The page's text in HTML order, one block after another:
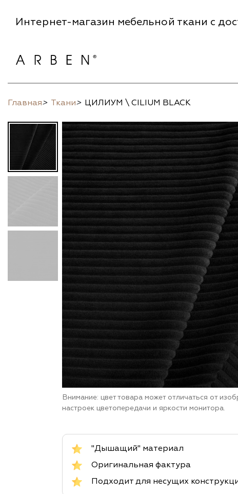
Интернет-магазин мебельной ткани с
Главная> Ткани> ЦИЛИУМ \ CILIUM BLACK
Внимание: цвет товара может отличаться от
настроек цветопередачи и яркости монитора.
"Дышащий" материал
Оригинальная фактура
Подходит для несущих